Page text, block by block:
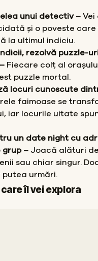
unui detectiv – Vei
și o poveste care
la ultimul indiciu.
rezolvă puzzle-
Fiecare colț al
puzzle mortal.
locuri cunoscute
faimoase se
iar locurile uitate
un date night cu
grup – Joacă alături
sau chiar singur.
urmări.
îl vei explora